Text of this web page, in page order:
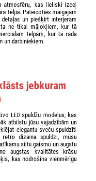
atmosfēru, kas lieliski izceļ
telpā. Pateicoties maigajam
un piešķirt interjeram
ne tikai mājokļiem, kur tā
telpām, kur tā rada
un darbiniekiem.
jebkuram
LED spuldžu modeļus, kas
atbilstu jūsu vajadzībām un
elegantu sveču spuldzīti
dizaina spuldzi, mūsu
siltu gaismu un augstu
augstas kvalitātes krāsu
kas nodrošina vienmērīgu